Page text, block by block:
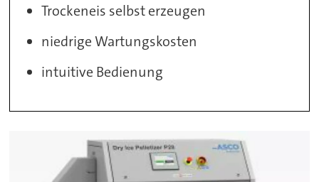
Trockeneis selbst erzeugen
niedrige Wartungskosten
intuitive Bedienung